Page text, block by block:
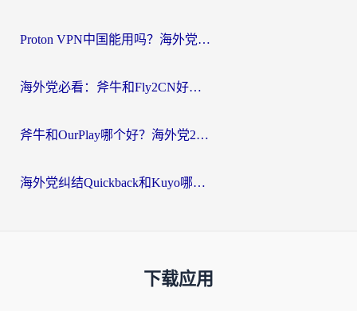
Proton VPN中国能用吗？海外党选回国加速器的避坑指南（附番茄加速器实测）
海外党必看：斧牛和Fly2CN好用吗？3招教你选对回国加速器（附免费试用攻略）
斧牛和OurPlay哪个好？海外党2026亲测：选对加速器，国内资源秒加载
海外党纠结Quickback和Kuyo哪个好？选对回国加速器才能无缝刷国内资源
下载应用